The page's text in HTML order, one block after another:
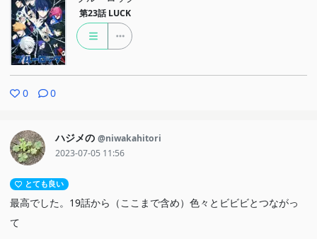
第23話 LUCK
0 0
ハジメの @niwakahitori
2023-07-05 11:56
とても良い
最高でした。19話から（ここまで含め）色々とビビビとつながっ
て